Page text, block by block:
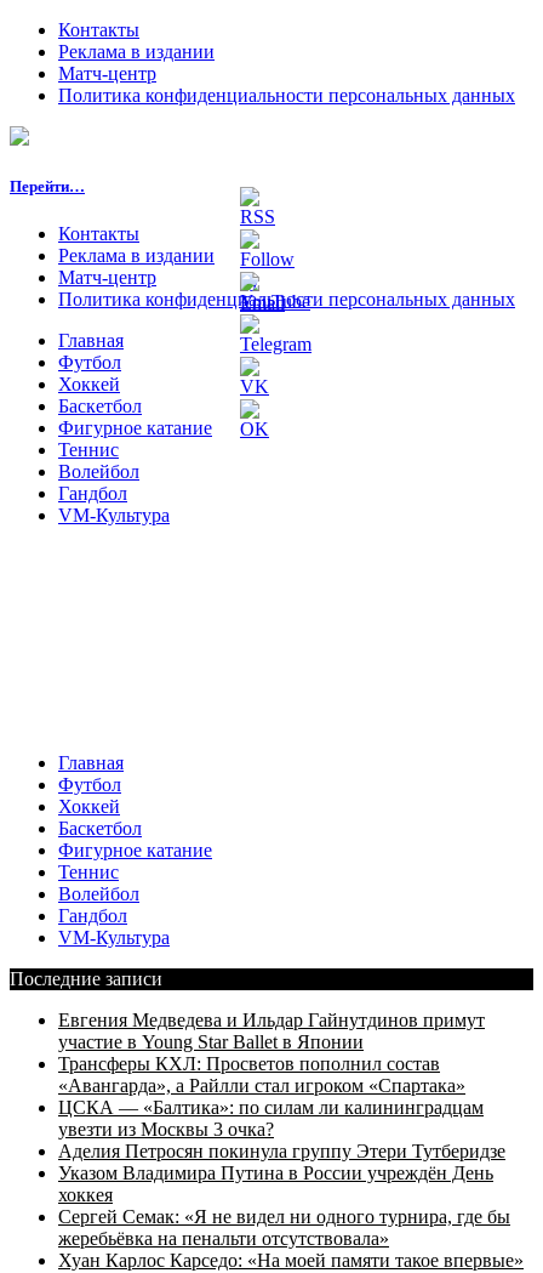
Контакты
Реклама в издании
Матч-центр
Политика конфиденциальности персональных данных
Перейти…
Контакты
Реклама в издании
Матч-центр
Политика конфиденциальности персональных данных
Главная
Футбол
Хоккей
Баскетбол
Фигурное катание
Теннис
Волейбол
Гандбол
VM-Культура
Главная
Футбол
Хоккей
Баскетбол
Фигурное катание
Теннис
Волейбол
Гандбол
VM-Культура
Последние записи
Евгения Медведева и Ильдар Гайнутдинов примут
участие в Young Star Ballet в Японии
Трансферы КХЛ: Просветов пополнил состав
«Авангарда», а Райлли стал игроком «Спартака»
ЦСКА — «Балтика»: по силам ли калининградцам
увезти из Москвы 3 очка?
Аделия Петросян покинула группу Этери Тутберидзе
Указом Владимира Путина в России учреждён День
хоккея
Сергей Семак: «Я не видел ни одного турнира, где бы
жеребьёвка на пенальти отсутствовала»
Хуан Карлос Карседо: «На моей памяти такое впервые»